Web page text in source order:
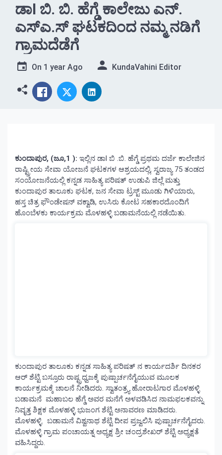
ಡಾl ಬಿ. ಬಿ. ಹೆಗ್ಡೆ ಕಾಲೇಜು ಎನ್.
ಎಸ್ಎ.ಸ್ ಘಟಕದಿಂದ ನಮ್ಮ ನಡಿಗೆ
ಗ್ರಾಮದೆಡೆಗೆ
On 1 year Ago KundaVahini Editor
ಕುಂದಾಪುರ, (ಜೂ,1 ): ಇಲ್ಲಿನ ಡಾl ಬಿ .ಬಿ. ಹೆಗ್ಡೆ ಪ್ರಥಮ ದರ್ಜೆ ಕಾಲೇಜಿನ
ರಾಷ್ಟ್ರೀಯ ಸೇವಾ ಯೋಜನೆ ಘಟಕಗಳ ಆಶ್ರಯದಲ್ಲಿ, ಸ್ವರಾಜ್ಯ 75 ತಂಡದ
ಸಂಯೋಜನೆಯಲ್ಲಿ ಕನ್ನಡ ಸಾಹಿತ್ಯ ಪರಿಷತ್ ಉಡುಪಿ ಜಿಲ್ಲೆ ಮತ್ತು
ಕುಂದಾಪುರ ತಾಲೂಕು ಘಟಕ, ಜನ ಸೇವಾ ಟ್ರಸ್ಟ್ ಮೂಡು ಗಿಳಿಯಾರು,
ಹಸ್ತ ಚಿತ್ರ ಫೌಂಡೇಷನ್ ವಕ್ವಾಡಿ, ಉಸಿರು ಕೋಟ ಸಹಕಾರದೊಂದಿಗೆ
ಹೊಂಬೆಳಕು ಕಾರ್ಯಕ್ರಮ ಮೊಳಹಳ್ಳಿ ಬಡಾಮನೆಯಲ್ಲಿ ನಡೆಯಿತು.
ಕುಂದಾಪುರ ತಾಲೂಕು ಕನ್ನಡ ಸಾಹಿತ್ಯ ಪರಿಷತ್ ನ ಕಾರ್ಯದರ್ಶಿ ದಿನಕರ
ಆರ್ ಶೆಟ್ಟಿ ಬಸ್ರೂರು ರಾಷ್ಟ್ರಧ್ವಜಕ್ಕೆ ಪುಷ್ಪಾರ್ಚನೆಗೈಯುವ ಮೂಲಕ
ಕಾರ್ಯಕ್ರಮಕ್ಕೆ ಚಾಲನೆ ನೀಡಿದರು. ಸ್ವಾತಂತ್ರ್ಯ ಹೋರಾಟಗಾರ ಮೊಳಹಳ್ಳಿ
ಬಡಾಮನೆ ಮಹಾಬಲ ಹೆಗ್ಡೆ ಅವರ ಮನೆಗೆ ಅಳವಡಿಸಿದ ನಾಮಫಲಕವನ್ನು
ನಿವೃತ್ತ ಶಿಕ್ಷಕ ಮೊಳಹಳ್ಳಿ ಭುಜಂಗ ಶೆಟ್ಟಿ ಅನಾವರಣ ಮಾಡಿದರು.
ಮೊಳಹಳ್ಳಿ. ಬಡಾಮನೆ ವಿಶ್ವನಾಥ ಶೆಟ್ಟಿ ದೀಪ ಪ್ರಜ್ವಲಿಸಿ ಪುಷ್ಪಾರ್ಚನೆಗೈದರು.
ಮೊಳಹಳ್ಳಿ ಗ್ರಾಮ ಪಂಚಾಯತ್ನ ಅಧ್ಯಕ್ಷ ಶ್ರೀ ಚಂದ್ರಶೇಖರ್ ಶೆಟ್ಟಿ ಅಧ್ಯಕ್ಷತೆ
ವಹಿಸಿದ್ದರು.